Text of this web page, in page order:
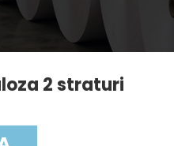
2 straturi